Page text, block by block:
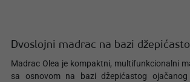
Dvoslojni madrac na bazi
Madrac Olea je kompaktni, multifunkcionalni
sa osnovom na bazi džepićastog ojačanog